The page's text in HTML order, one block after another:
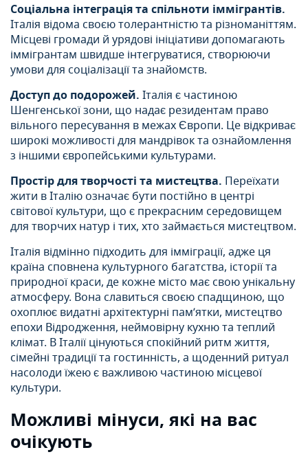
Соціальна інтеграція та спільноти іммігрантів.
Італія відома своєю толерантністю та різноманіттям.
Місцеві громади й урядові ініціативи допомагають
іммігрантам швидше інтегруватися, створюючи
умови для соціалізації та знайомств.
Доступ до подорожей. Італія є частиною
Шенгенської зони, що надає резидентам право
вільного пересування в межах Європи. Це відкриває
широкі можливості для мандрівок та ознайомлення
з іншими європейськими культурами.
Простір для творчості та мистецтва. Переїхати
жити в Італію означає бути постійно в центрі
світової культури, що є прекрасним середовищем
для творчих натур і тих, хто займається мистецтвом.
Італія відмінно підходить для імміграції, адже ця
країна сповнена культурного багатства, історії та
природної краси, де кожне місто має свою унікальну
атмосферу. Вона славиться своєю спадщиною, що
охоплює видатні архітектурні пам’ятки, мистецтво
епохи Відродження, неймовірну кухню та теплий
клімат. В Італії цінуються спокійний ритм життя,
сімейні традиції та гостинність, а щоденний ритуал
насолоди їжею є важливою частиною місцевої
культури.
Можливі мінуси, які на вас
очікують